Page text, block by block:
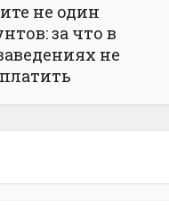
не один
за что в
не